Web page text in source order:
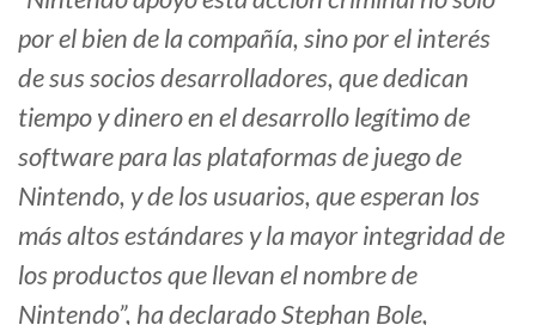
por el bien de la compañía, sino por el interés
de sus socios desarrolladores, que dedican
tiempo y dinero en el desarrollo legítimo de
software para las plataformas de juego de
Nintendo, y de los usuarios, que esperan los
más altos estándares y la mayor integridad de
los productos que llevan el nombre de
Nintendo”, ha declarado Stephan Bole,